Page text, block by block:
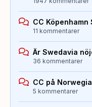
CC Köpenhamn
11 kommentarer
Är Swedavia
36 kommentarer
CC på
5 kommentarer